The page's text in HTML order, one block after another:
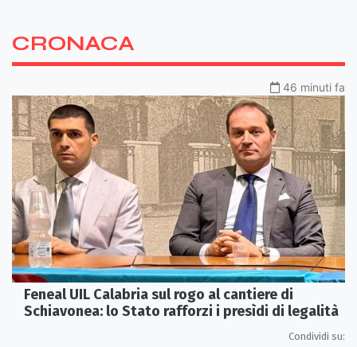
CRONACA
46 minuti fa
Feneal UIL Calabria sul rogo al cantiere di
Schiavonea: lo Stato rafforzi i presìdi di legalità
Condividi su: